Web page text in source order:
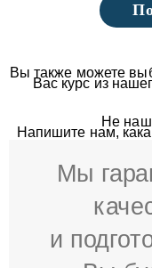
Вы также можете
Вас курс из
Не
Напишите нам,
Мы
и